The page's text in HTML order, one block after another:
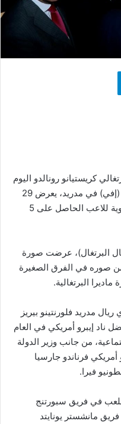
تيلقرام
كريستيانو رونالدو اليوم
الجمعة في مقر وكالة الأنباء الإسبانية (إفي) في مدريد، يعرض 29
لقطة و50 صورة تجسد المسيرة الكروية للاعب الحاصل على 5
البرتغال)، عرضت صورة
من صوره في الفرق الصغيرة
البرتغالية.
مدريد فلورنتينو بيريز
ناد إيبرو أمريكي في العام
من جانب وزير الدولة
فرناندو جارسيا
فيرا.
في فريق سبورتنج
مانشستر يونايتد